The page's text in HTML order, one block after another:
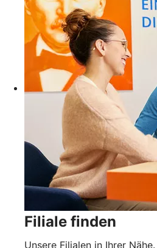
Filiale finden
Unsere Filialen in Ihrer Nähe.